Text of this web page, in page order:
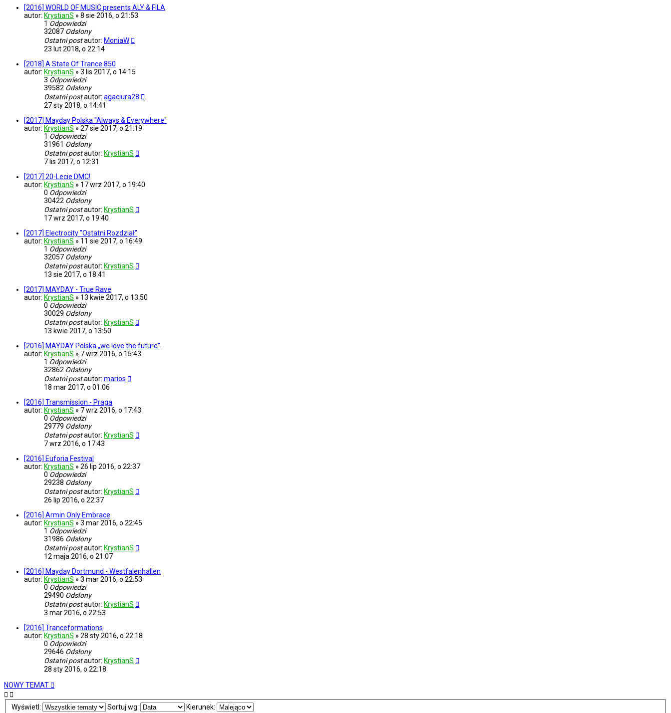
[2016] WORLD OF MUSIC presents ALY & FILA
autor: KrystianS » 8 sie 2016, o 21:53
1 Odpowiedzi
32087 Odsłony
Ostatni postautor: MoniaW
23 lut 2018, o 22:14
[2018] A State Of Trance 850
autor: KrystianS » 3 lis 2017, o 14:15
3 Odpowiedzi
39582 Odsłony
Ostatni postautor: agaciura28
27 sty 2018, o 14:41
[2017] Mayday Polska "Always & Everywhere"
autor: KrystianS » 27 sie 2017, o 21:19
1 Odpowiedzi
31961 Odsłony
Ostatni postautor: KrystianS
7 lis 2017, o 12:31
[2017] 20-Lecie DMC!
autor: KrystianS » 17 wrz 2017, o 19:40
0 Odpowiedzi
30422 Odsłony
Ostatni postautor: KrystianS
17 wrz 2017, o 19:40
[2017] Electrocity "Ostatni Rozdział"
autor: KrystianS » 11 sie 2017, o 16:49
1 Odpowiedzi
32057 Odsłony
Ostatni postautor: KrystianS
13 sie 2017, o 18:41
[2017] MAYDAY - True Rave
autor: KrystianS » 13 kwie 2017, o 13:50
0 Odpowiedzi
30029 Odsłony
Ostatni postautor: KrystianS
13 kwie 2017, o 13:50
[2016] MAYDAY Polska „we love the future”
autor: KrystianS » 7 wrz 2016, o 15:43
1 Odpowiedzi
32862 Odsłony
Ostatni postautor: marios
18 mar 2017, o 01:06
[2016] Transmission - Praga
autor: KrystianS » 7 wrz 2016, o 17:43
0 Odpowiedzi
29779 Odsłony
Ostatni postautor: KrystianS
7 wrz 2016, o 17:43
[2016] Euforia Festival
autor: KrystianS » 26 lip 2016, o 22:37
0 Odpowiedzi
29238 Odsłony
Ostatni postautor: KrystianS
26 lip 2016, o 22:37
[2016] Armin Only Embrace
autor: KrystianS » 3 mar 2016, o 22:45
1 Odpowiedzi
31986 Odsłony
Ostatni postautor: KrystianS
12 maja 2016, o 21:07
[2016] Mayday Dortmund - Westfalenhallen
autor: KrystianS » 3 mar 2016, o 22:53
0 Odpowiedzi
29490 Odsłony
Ostatni postautor: KrystianS
3 mar 2016, o 22:53
[2016] Tranceformations
autor: KrystianS » 28 sty 2016, o 22:18
0 Odpowiedzi
29646 Odsłony
Ostatni postautor: KrystianS
28 sty 2016, o 22:18
NOWY TEMAT
Wyświetl: Sortuj wg: Kierunek: